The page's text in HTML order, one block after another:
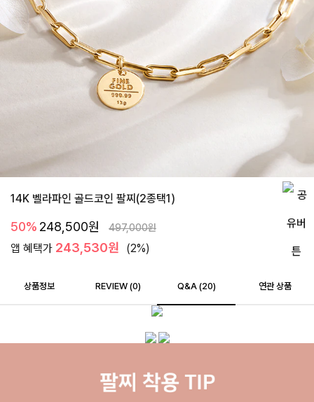
14K 벨라파인 골드코인 팔찌(2종택1)
50% 248,500원 497,000원
앱 혜택가 243,530원 (2%)
상품정보 REVIEW (0) Q&A (20) 연관 상품